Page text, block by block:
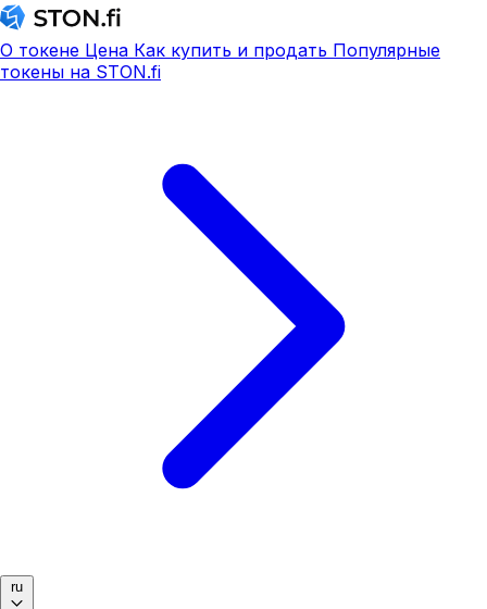
О токене Цена Как купить и продать Популярные
токены на STON.fi
ru